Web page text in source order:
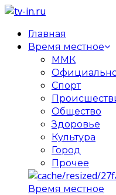
Главная
Время местное
ММК
Спорт
Общество
Здоровье
Культура
Город
Прочее
Время местное